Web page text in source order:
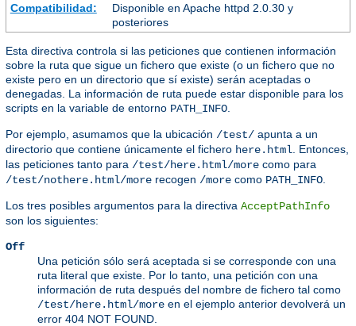
Compatibilidad:
Disponible en Apache httpd 2.0.30 y
posteriores
Esta directiva controla si las peticiones que contienen información
sobre la ruta que sigue un fichero que existe (o un fichero que no
existe pero en un directorio que sí existe) serán aceptadas o
denegadas. La información de ruta puede estar disponible para los
scripts en la variable de entorno PATH_INFO
Por ejemplo, asumamos que la ubicación /test/ apunta a un
directorio que contiene únicamente el fichero here.html . Entonces,
las peticiones tanto para /test/here.html/more como para
/test/nothere.html/more recogen /more como PATH_INFO
Los tres posibles argumentos para la directiva AcceptPathInfo
son los siguientes:
Off
Una petición sólo será aceptada si se corresponde con una
ruta literal que existe. Por lo tanto, una petición con una
información de ruta después del nombre de fichero tal como
/test/here.html/more en el ejemplo anterior devolverá un
error 404 NOT FOUND.